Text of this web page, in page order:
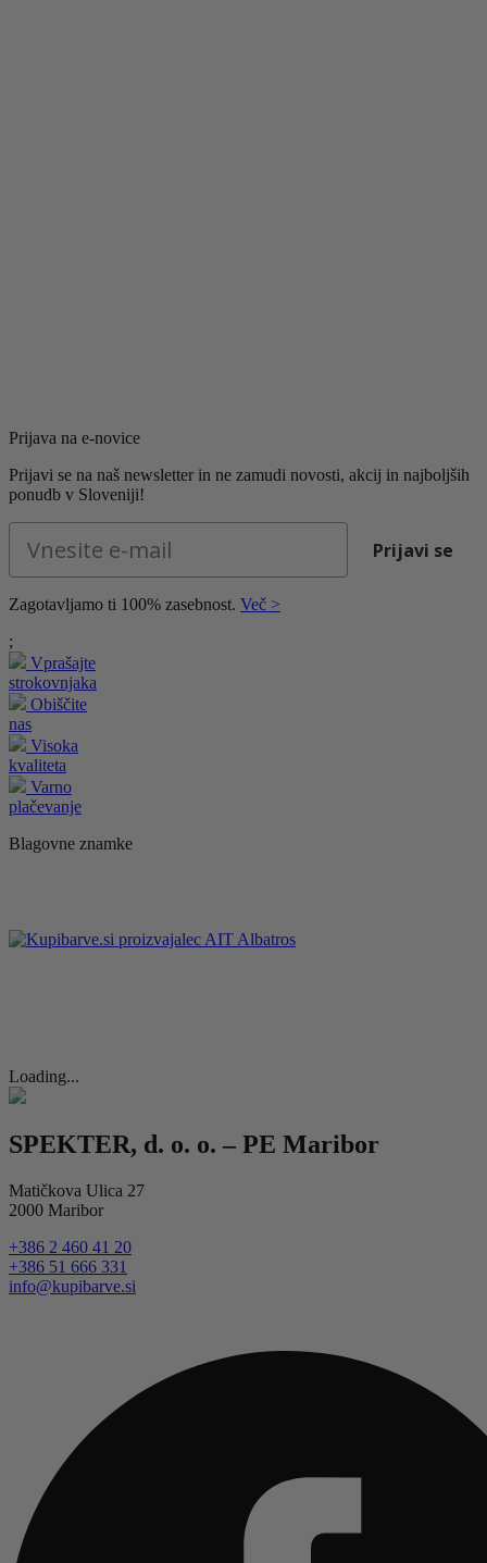
Prijava na e-novice
Prijavi se na naš newsletter in ne zamudi novosti, akcij in najboljših
ponudb v Sloveniji!
Email Prijavi se
Zagotavljamo ti 100% zasebnost. Več >
;
Vprašajte
strokovnjaka
Obiščite
nas
Visoka
kvaliteta
Varno
plačevanje
Blagovne znamke
Loading...
SPEKTER, d. o. o. – PE Maribor
Matičkova Ulica 27
2000 Maribor
+386 2 460 41 20
+386 51 666 331
info@kupibarve.si